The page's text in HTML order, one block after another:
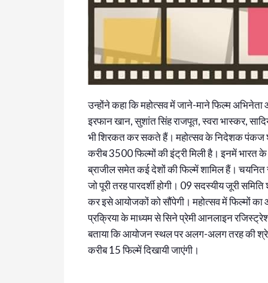
उन्होंने कहा कि महोत्सव में जाने-माने फिल्म अभिनेता
इरफान खान, सुशांत सिंह राजपूत, स्वरा भास्कर,
भी शिरकत कर सकते हैं। महोत्सव के निदेशक पंकज
करीब 3500 फिल्मों की इंट्री मिली है। इनमें भारत
ब्राजील समेत कई देशों की फिल्में शामिल हैं। चयनित
जो पूरी तरह पारदर्शी होगी। 09 सदस्यीय जूरी
कर इसे आयोजकों को सौंपेगी। महोत्सव में फिल्मों
प्रक्रिया के माध्यम से सिने प्रेमी आनलाइन
बताया कि आयोजन स्थल पर अलग-अलग तरह की
करीब 15 फिल्में दिखायी जाएंगी।